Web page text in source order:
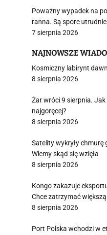
Poważny wypadek na
ranna. Są spore
7 sierpnia 2026
NAJNOWSZE
Kosmiczny labirynt
8 sierpnia 2026
Żar wróci 9 sierpnia.
najgoręcej?
8 sierpnia 2026
Satelity wykryły chmurę
Wiemy skąd się wzięła
8 sierpnia 2026
Kongo zakazuje
Chce zatrzymać
8 sierpnia 2026
Port Polska wchodzi w